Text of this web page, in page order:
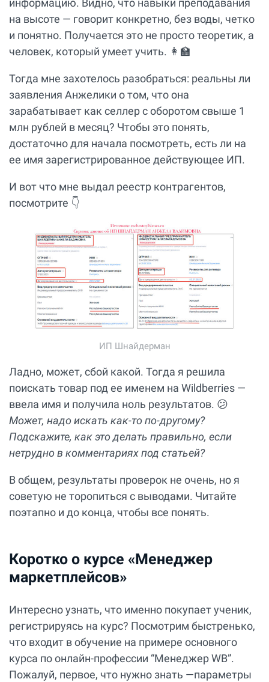
на высоте — говорит конкретно, без воды, четко
и понятно. Получается это не просто теоретик, а
человек, который умеет учить. 👩‍🏫
Тогда мне захотелось разобраться: реальны ли
заявления Анжелики о том, что она
зарабатывает как селлер с оборотом свыше 1
млн рублей в месяц? Чтобы это понять,
достаточно для начала посмотреть, есть ли на
ее имя зарегистрированное действующее ИП.
И вот что мне выдал реестр контрагентов,
посмотрите 👇
ИП Шнайдерман
Ладно, может, сбой какой. Тогда я решила
поискать товар под ее именем на Wildberries —
ввела имя и получила ноль результатов. 😕
Может, надо искать как-то по-другому?
Подскажите, как это делать правильно, если
нетрудно в комментариях под статьей?
В общем, результаты проверок не очень, но я
советую не торопиться с выводами. Читайте
поэтапно и до конца, чтобы все понять.
Коротко о курсе «Менеджер
маркетплейсов»
Интересно узнать, что именно покупает ученик,
регистрируясь на курс? Посмотрим быстренько,
что входит в обучение на примере основного
курса по онлайн-профессии “Менеджер WB”.
Пожалуй, первое, что нужно знать —параметры